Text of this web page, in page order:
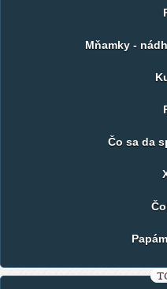
Mňamky -
Čo sa da